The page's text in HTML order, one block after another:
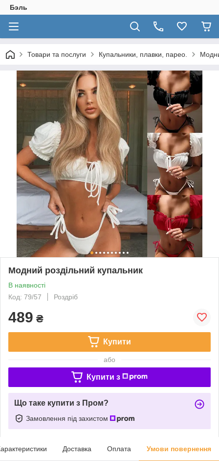
Бэль
Товари та послуги Купальники, плавки, парео.
Модний роздільний купальник
В наявності
Код: 79/57
Роздріб
489 ₴
Купити
або
Купити з
Що таке купити з Пром?
Замовлення під захистом
Доставка Оплата Умови повернення